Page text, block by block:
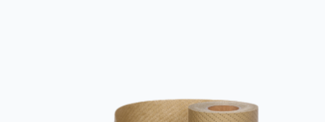
drenaj are un impac...